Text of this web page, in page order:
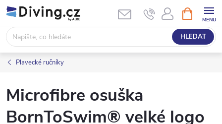
Přejít
na
obsah
HLEDAT
NÁKUPNÍ
KOŠÍK
Plavecké ručníky
Microfibre osuška
BornToSwim® velké logo